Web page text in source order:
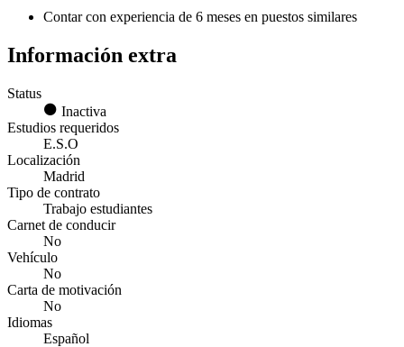
Contar con experiencia de 6 meses en puestos similares
Información extra
Status
Inactiva
Estudios requeridos
E.S.O
Localización
Madrid
Tipo de contrato
Trabajo estudiantes
Carnet de conducir
No
Vehículo
No
Carta de motivación
No
Idiomas
Español